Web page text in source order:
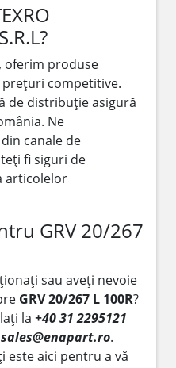
oferim produse
prețuri competitive.
de distribuție asigură
Ne
canale de
fi siguri de
articolelor
GRV 20/267
sau aveți nevoie
GRV 20/267 L 100R?
la +40 31 2295121
sales@enapart.ro.
este aici pentru a vă